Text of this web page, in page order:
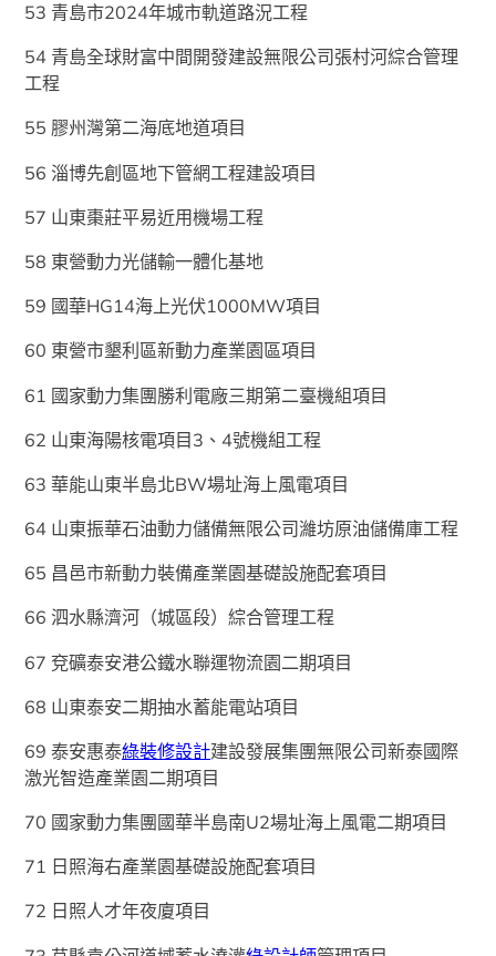
53 青島市2024年城市軌道路況工程
54 青島全球財富中間開發建設無限公司張村河綜合管理
工程
55 膠州灣第二海底地道項目
56 淄博先創區地下管網工程建設項目
57 山東棗莊平易近用機場工程
58 東營動力光儲輸一體化基地
59 國華HG14海上光伏1000MW項目
60 東營市墾利區新動力產業園區項目
61 國家動力集團勝利電廠三期第二臺機組項目
62 山東海陽核電項目3、4號機組工程
63 華能山東半島北BW場址海上風電項目
64 山東振華石油動力儲備無限公司濰坊原油儲備庫工程
65 昌邑市新動力裝備產業園基礎設施配套項目
66 泗水縣濟河（城區段）綜合管理工程
67 兗礦泰安港公鐵水聯運物流園二期項目
68 山東泰安二期抽水蓄能電站項目
69 泰安惠泰綠裝修設計建設發展集團無限公司新泰國際
激光智造產業園二期項目
70 國家動力集團國華半島南U2場址海上風電二期項目
71 日照海右產業園基礎設施配套項目
72 日照人才年夜廈項目